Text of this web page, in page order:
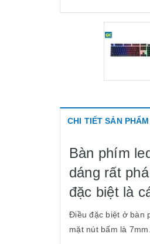
CHI TIẾT SẢN PHẨM
Bàn phím
dáng rất
đặc biệt là
Điều đặc biệt ở bàn
mặt nút bấm là